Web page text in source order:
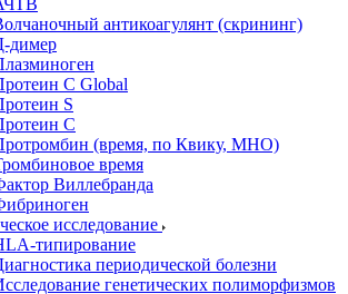
антикоагулянт (скрининг)
димер
C Global
S
С
(время, по Квику, МНО)
время
Виллебранда
исследование
типирование
периодической болезни
генетических полиморфизмов